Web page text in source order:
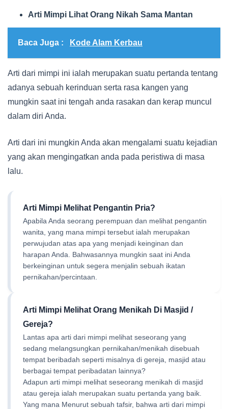
Arti Mimpi Lihat Orang Nikah Sama Mantan
Baca Juga : Kode Alam Kerbau
Arti dari mimpi ini ialah merupakan suatu pertanda tentang
adanya sebuah kerinduan serta rasa kangen yang
mungkin saat ini tengah anda rasakan dan kerap muncul
dalam diri Anda.
Arti dari ini mungkin Anda akan mengalami suatu kejadian
yang akan mengingatkan anda pada peristiwa di masa
lalu.
Arti Mimpi Melihat Pengantin Pria?
Apabila Anda seorang perempuan dan melihat pengantin
wanita, yang mana mimpi tersebut ialah merupakan
perwujudan atas apa yang menjadi keinginan dan
harapan Anda. Bahwasannya mungkin saat ini Anda
berkeinginan untuk segera menjalin sebuah ikatan
pernikahan/percintaan.
Arti Mimpi Melihat Orang Menikah Di Masjid /
Gereja?
Lantas apa arti dari mimpi melihat seseorang yang
sedang melangsungkan pernikahan/menikah disebuah
tempat beribadah seperti misalnya di gereja, masjid atau
berbagai tempat peribadatan lainnya?
Adapun arti mimpi melihat seseorang menikah di masjid
atau gereja ialah merupakan suatu pertanda yang baik.
Yang mana Menurut sebuah tafsir, bahwa arti dari mimpi